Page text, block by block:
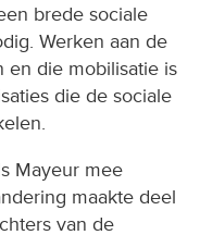
brede sociale
Werken aan de
en die mobilisatie is
die de sociale
Mayeur mee
maakte deel
van de